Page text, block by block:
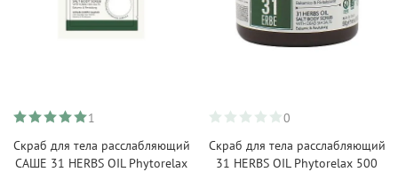
1
Скраб для тела расслабляющий
САШЕ 31 HERBS OIL Phytorelax
0
Скраб для тела расслабляющий
31 HERBS OIL Phytorelax 500